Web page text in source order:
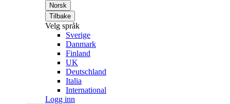
Norsk
Tilbake
Velg språk
Sverige
Danmark
Finland
UK
Deutschland
Italia
International
Logg inn